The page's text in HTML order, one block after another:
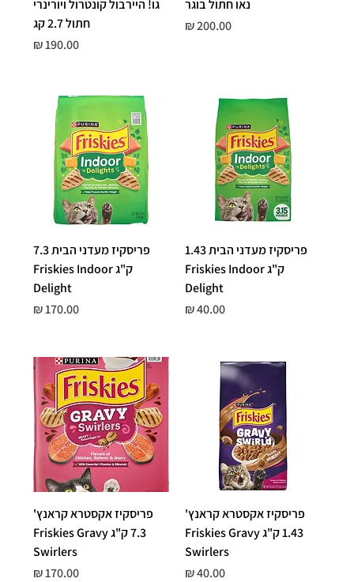
נאו חתול בוגר
מחיר
גו! היירבול קונטרול ויורינרי
חתול 2.7 קג
מחיר
פריסקיז מעדני הבית 1.43
ק"ג Friskies Indoor
Delight
מחיר
פריסקיז מעדני הבית 7.3
ק"ג Friskies Indoor
Delight
מחיר
פריסקיז אקסטרא קראנץ'
1.43 ק"ג Friskies Gravy
Swirlers
מחיר
פריסקיז אקסטרא קראנץ'
7.3 ק"ג Friskies Gravy
Swirlers
מחיר